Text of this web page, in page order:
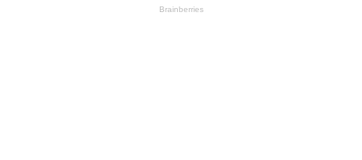
Brainberries